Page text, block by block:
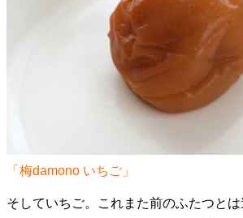
「梅damono いちご」
そしていちご。これまた前のふたつと